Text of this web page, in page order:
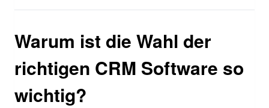
Warum ist die Wahl der
richtigen CRM Software so
wichtig?